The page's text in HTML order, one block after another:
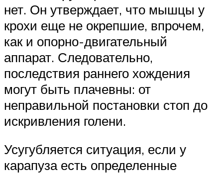
нет. Он утверждает, что мышцы у
крохи еще не окрепшие, впрочем,
как и опорно-двигательный
аппарат. Следовательно,
последствия раннего хождения
могут быть плачевны: от
неправильной постановки стоп до
искривления голени.
Усугубляется ситуация, если у
карапуза есть определенные